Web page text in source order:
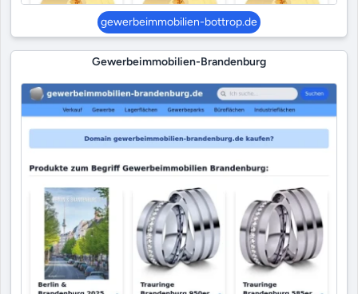
gewerbeimmobilien-bottrop.de
Gewerbeimmobilien-Brandenburg